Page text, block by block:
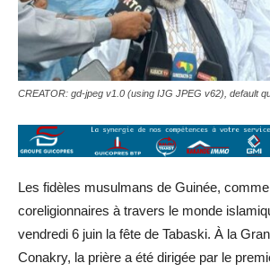
CREATOR: gd-jpeg v1.0 (using IJG JPEG v62), default
Les fidèles musulmans de Guinée,
coreligionnaires à travers le monde
vendredi 6 juin la fête de Tabaski. À la
Conakry, la prière a été dirigée par le